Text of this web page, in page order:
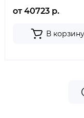
от 40723 р.
В корзину